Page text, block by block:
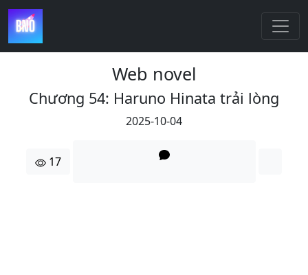
Web novel
Chương 54: Haruno Hinata trải lòng
2025-10-04
17